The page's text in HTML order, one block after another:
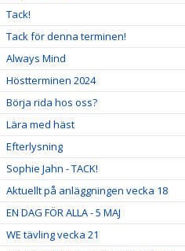
Tack!
Tack för denna terminen!
Always Mind
Höstterminen 2024
Börja rida hos oss?
Lära med häst
Efterlysning
Sophie Jahn - TACK!
Aktuellt på anläggningen vecka 18
EN DAG FÖR ALLA - 5 MAJ
WE tävling vecka 21